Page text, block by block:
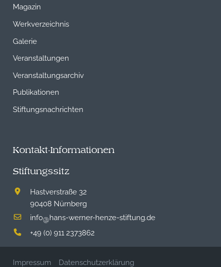
Magazin
Werkverzeichnis
Galerie
Veranstaltungen
Veranstaltungsarchiv
Publikationen
Stiftungsnachrichten
Kontakt-Informationen
Stiftungssitz
Hastverstraße 32
90408 Nürnberg
info@hans-werner-henze-stiftung.de
+49 (0) 911 2373862
Impressum Datenschutzerklärung